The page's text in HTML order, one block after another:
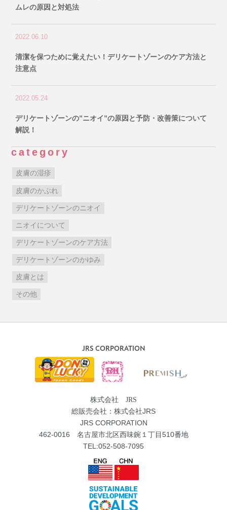
ムレの原因と対処法
2022.06.10
清潔を保つために覚えたい！デリケートゾーンのケア方法と
注意点
2022.05.24
デリケートゾーンの”ニオイ”の原因と予防・改善策について
解説！
category
皮膚の湿疹
皮膚のかぶれ
デリケートゾーンのニオイ
ニオイについて
デリケートゾーンのケア方法
デリケートゾーンのかゆみ
皮膚とは
その他
JRS CORPORATION
株式会社 JRS
総販売会社：株式会社JRS
JRS CORPORATION
462-0016 名古屋市北区西味鋺１丁目510番地
TEL:052-508-7095